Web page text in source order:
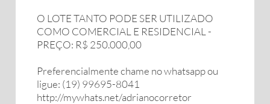
O LOTE TANTO PODE SER UTILIZADO
COMO COMERCIAL E RESIDENCIAL -
PREÇO: R$ 250.000,00
Preferencialmente chame no whatsapp ou
ligue: (19) 99695-8041
http://mywhats.net/adrianocorretor